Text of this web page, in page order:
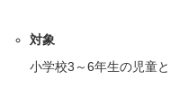
対象
小学校3～6年生の児童